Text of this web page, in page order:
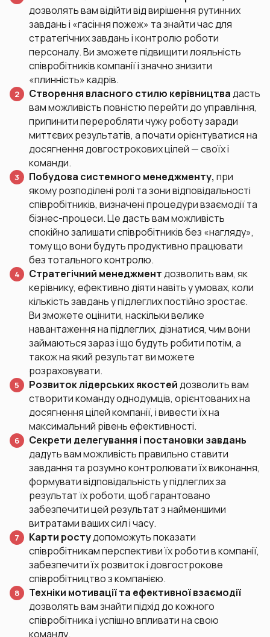
дозволять вам відійти від вирішення рутинних
завдань і «гасіння пожеж» та знайти час для
стратегічних завдань і контролю роботи
персоналу. Ви зможете підвищити лояльність
співробітників компанії і значно знизити
«плинність» кадрів.
Створення власного стилю керівництвадасть
вам можливість повністю перейти до управління,
припинити переробляти чужу роботу заради
миттєвих результатів, а почати орієнтуватися на
досягнення довгострокових цілей — своїх і
команди.
Побудова системного менеджменту, при
якому розподілені ролі та зони відповідальності
співробітників, визначені процедури взаємодії та
бізнес-процеси. Це дасть вам можливість
спокійно залишати співробітників без «нагляду»,
тому що вони будуть продуктивно працювати
без тотального контролю.
Стратегічний менеджментдозволить вам, як
керівнику, ефективно діяти навіть у умовах, коли
кількість завдань у підлеглих постійно зростає.
Ви зможете оцінити, наскільки велике
навантаження на підлеглих, дізнатися, чим вони
займаються зараз і що будуть робити потім, а
також на який результат ви можете
розраховувати.
Розвиток лідерських якостейдозволить вам
створити команду однодумців, орієнтованих на
досягнення цілей компанії, і вивести їх на
максимальний рівень ефективності.
Секрети делегування і постановки завдань
дадуть вам можливість правильно ставити
завдання та розумно контролювати їх виконання,
формувати відповідальність у підлеглих за
результат їх роботи, щоб гарантовано
забезпечити цей результат з найменшими
витратами ваших сил і часу.
Карти ростудопоможуть показати
співробітникам перспективи їх роботи в компанії,
забезпечити їх розвиток і довгострокове
співробітництво з компанією.
Техніки мотивації та ефективної взаємодії
дозволять вам знайти підхід до кожного
співробітника і успішно впливати на свою
команду.